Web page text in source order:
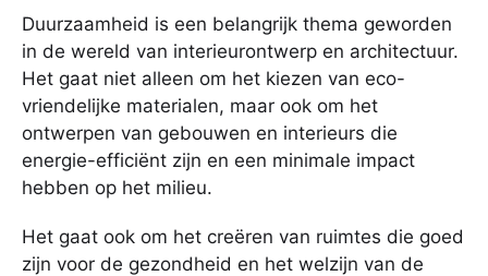
Duurzaamheid is een belangrijk thema geworden
in de wereld van interieurontwerp en architectuur.
Het gaat niet alleen om het kiezen van eco-
vriendelijke materialen, maar ook om het
ontwerpen van gebouwen en interieurs die
energie-efficiënt zijn en een minimale impact
hebben op het milieu.
Het gaat ook om het creëren van ruimtes die goed
zijn voor de gezondheid en het welzijn van de